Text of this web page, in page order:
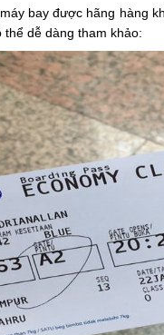
bay được hãng hàng
dễ dàng tham khảo: